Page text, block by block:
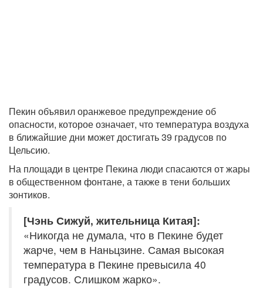
Пекин объявил оранжевое предупреждение об
опасности, которое означает, что температура воздуха
в ближайшие дни может достигать 39 градусов по
Цельсию.
На площади в центре Пекина люди спасаются от жары
в общественном фонтане, а также в тени больших
зонтиков.
[Чэнь Сижуй, жительница Китая]:
«Никогда не думала, что в Пекине будет
жарче, чем в Наньцзине. Самая высокая
температура в Пекине превысила 40
градусов. Слишком жарко».